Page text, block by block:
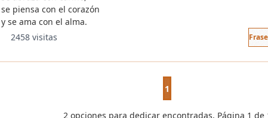
se piensa con el corazón
y se ama con el alma.
2458 visitas
1
2 opciones para dedicar encontradas. Página 1 de